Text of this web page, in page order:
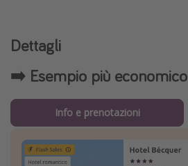
Dettagli
➡️ Esempio più economico
Info e prenotazioni